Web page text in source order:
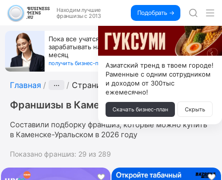
Находим лучшие
франшизы с 2013
Подобрать →
Пока все учатся пользоваться ИИ, вы можете
зарабатывать на их обучении по 500 тыс. каждый
месяц
получить бизнес-план ↓
Главная ··· Страница 8
Франшизы в Каменске-Уральском
Составили подборку франшиз, которые можно купить
в Каменске-Уральском в 2026 году
Показано франшиз: 29 из 289
Азиатский тренд в твоем городе!
Раменные с одним сотрудником
и доходом от 300тыс
ежемесячно!
Скачать бизнес-план Скрыть